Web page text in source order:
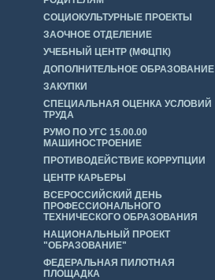
СОЦИОКУЛЬТУРНЫЕ ПРОЕКТЫ
ЗАОЧНОЕ ОТДЕЛЕНИЕ
УЧЕБНЫЙ ЦЕНТР (МФЦПК)
ДОПОЛНИТЕЛЬНОЕ ОБРАЗОВАНИЕ
ЗАКУПКИ
СПЕЦИАЛЬНАЯ ОЦЕНКА УСЛОВИЙ
ТРУДА
РУМО ПО УГС 15.00.00
МАШИНОСТРОЕНИЕ
ПРОТИВОДЕЙСТВИЕ КОРРУПЦИИ
ЦЕНТР КАРЬЕРЫ
ВСЕРОССИЙСКИЙ ДЕНЬ
ПРОФЕССИОНАЛЬНОГО
ТЕХНИЧЕСКОГО ОБРАЗОВАНИЯ
НАЦИОНАЛЬНЫЙ ПРОЕКТ
"ОБРАЗОВАНИЕ"
ФЕДЕРАЛЬНАЯ ПИЛОТНАЯ
ПЛОЩАДКА